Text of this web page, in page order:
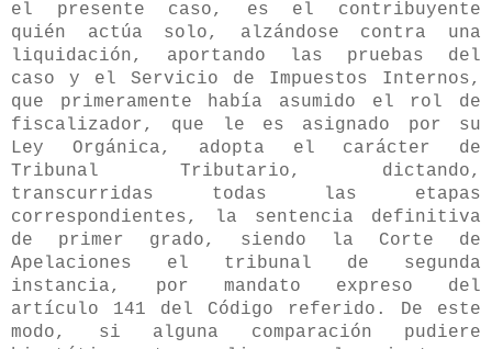
el presente caso, es el contribuyente
quién actúa solo, alzándose contra una
liquidación, aportando las pruebas del
caso y el Servicio de Impuestos Internos,
que primeramente había asumido el rol de
fiscalizador, que le es asignado por su
Ley Orgánica, adopta el carácter de
Tribunal Tributario, dictando,
transcurridas todas las etapas
correspondientes, la sentencia definitiva
de primer grado, siendo la Corte de
Apelaciones el tribunal de segunda
instancia, por mandato expreso del
artículo 141 del Código referido. De este
modo, si alguna comparación pudiere